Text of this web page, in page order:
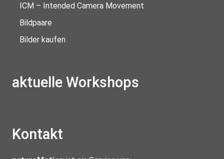
ICM – Intended Camera Movement
Bildpaare
Bilder kaufen
aktuelle Workshops
Kontakt